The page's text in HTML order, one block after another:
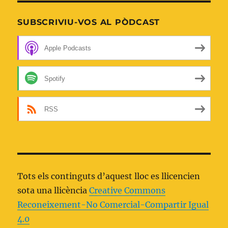
SUBSCRIVIU-VOS AL PÒDCAST
Apple Podcasts
Spotify
RSS
Tots els continguts d’aquest lloc es llicencien
sota una llicènciaCreative Commons
Reconeixement-No Comercial-Compartir Igual
4.0